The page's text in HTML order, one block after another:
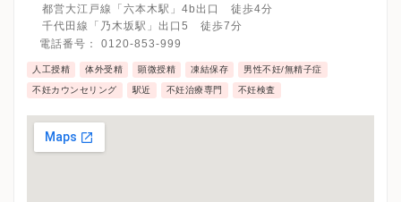
都営大江戸線「六本木駅」4b出口 徒歩4分
千代田線「乃木坂駅」出口5 徒歩7分
電話番号： 0120-853-999
人工授精 体外受精 顕微授精 凍結保存 男性不妊/無精子症
不妊カウンセリング 駅近 不妊治療専門 不妊検査